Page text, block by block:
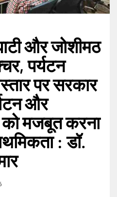
और जोशीमठ
पर्यटन
पर सरकार
और
मजबूत करना
: डॉ.